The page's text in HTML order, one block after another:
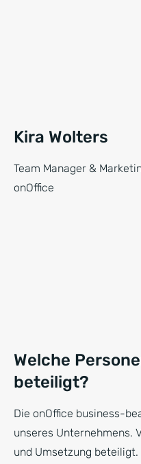
Kira Wolters
Team Manager &
onOffice
Welche
beteiligt?
Die onOffice business-
unseres Unternehmens.
und Umsetzung